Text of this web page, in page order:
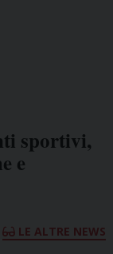
sportivi,
e
LE ALTRE NEWS